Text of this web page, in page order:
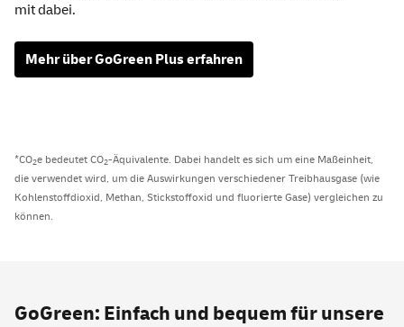
mit dabei.
Mehr überGoGreen Plus erfahren
*CO2e bedeutet CO2-Äquivalente. Dabei handelt es sich um eine Maßeinheit,
die verwendet wird, um die Auswirkungen verschiedener Treibhausgase (wie
Kohlenstoffdioxid, Methan, Stickstoffoxid und fluorierte Gase) vergleichen zu
können.
GoGreen: Einfach und bequem für unsere